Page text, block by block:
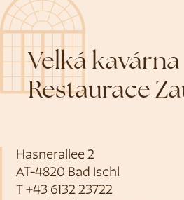
Velká kavárna
Restaurace
Hasnerallee 2
AT-4820 Bad Ischl
T +43 6132 23722